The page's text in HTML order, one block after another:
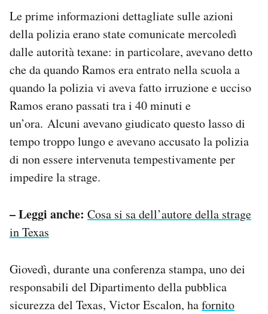
Le prime informazioni dettagliate sulle azioni
della polizia erano state comunicate mercoledì
dalle autorità texane: in particolare, avevano detto
che da quando Ramos era entrato nella scuola a
quando la polizia vi aveva fatto irruzione e ucciso
Ramos erano passati tra i 40 minuti e
un’ora. Alcuni avevano giudicato questo lasso di
tempo troppo lungo e avevano accusato la polizia
di non essere intervenuta tempestivamente per
impedire la strage.
– Leggi anche: Cosa si sa dell’autore della strage
in Texas
Giovedì, durante una conferenza stampa, uno dei
responsabili del Dipartimento della pubblica
sicurezza del Texas, Victor Escalon, hafornito